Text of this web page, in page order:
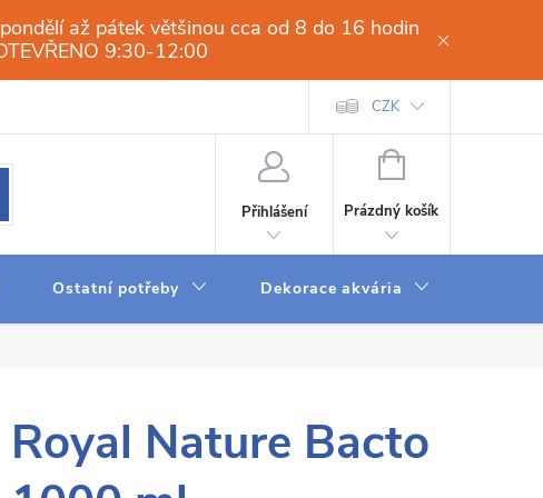
až pátek většinou cca od 8 do 16 hodin
9:30-12:00
Obchodní podmínky Dodací a platební
CZK
Přihlášení
NÁKUPNÍ
Prázdný košík
Ostatní potřeby Dekorace akvária
Royal Nature Bacto